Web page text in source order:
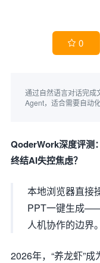
 0
通过自然语言对话完成
Agent，适合需要自动
QoderWork深度评测
终结AI失控焦虑？
本地浏览器直接
PPT一键生成——
人机协作的边界。
2026年，“养龙虾”